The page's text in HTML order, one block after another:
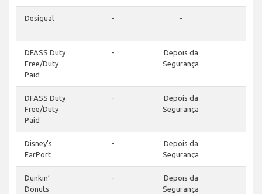
Desigual - -
DFASS Duty
Free/Duty
Paid
-
Depois da
Segurança
DFASS Duty
Free/Duty
Paid
-
Depois da
Segurança
Disney's
EarPort
-
Depois da
Segurança
Dunkin’
Donuts
-
Depois da
Segurança